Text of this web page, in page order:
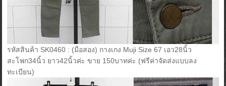
รหัสสินค้า SK0460 : (มือสอง) กางเกง Muji Size 67 เอว28นิ้ว
สะโพก34นิ้ว ยาว42นิ้วค่ะ ขาย 150บาทค่ะ (ฟรีค่าจัดส่งแบบลง
ทะเบียน)